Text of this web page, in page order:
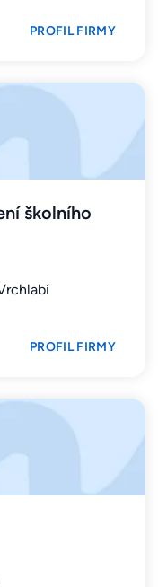
PROFIL FIRMY
školního
PROFIL FIRMY